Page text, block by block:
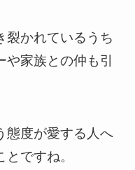
裂かれているうち
家族との仲も引
態度が愛する人へ
ですね。